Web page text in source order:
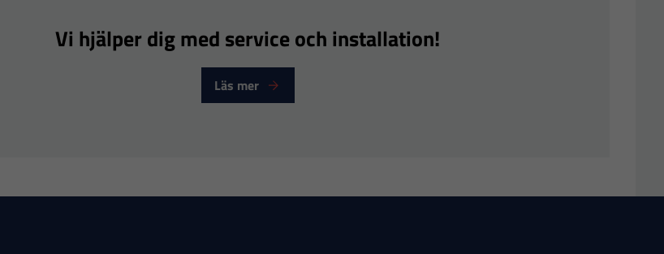
Vi hjälper dig med service och installation!
Läs mer
bort. De
behövs för
Statistik